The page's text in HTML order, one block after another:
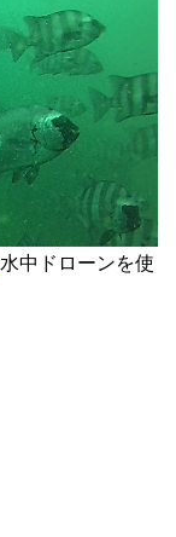
水中ドローンを使